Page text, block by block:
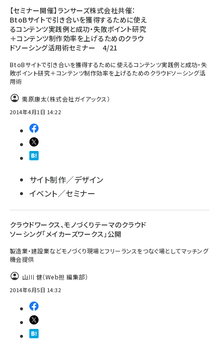
【セミナー開催】ランサーズ株式会社共催：
BtoBサイトで引き合いを獲得するために使え
るコンテンツ実践例と成功・失敗ポイント研究
＋コンテンツ制作効率を上げるためのクラウ
ドソーシング活用術セミナー 4/21
BtoBサイトで引き合いを獲得するために使えるコンテンツ実践例と成功・失
敗ポイント研究＋コンテンツ制作効率を上げるためのクラウドソーシング活
用術
栗原康太（株式会社ガイアックス）
2014年4月1日 14:22
サイト制作／デザイン
イベント／セミナー
クラウドワークス、モノづくりテーマのクラウド
ソーシング「メイカーズワークス」公開
製造業・建設業などモノづくり現場とフリーランスをつなぐ場としてマッチング
機会提供
山川 健（Web担 編集部）
2014年6月5日 14:32